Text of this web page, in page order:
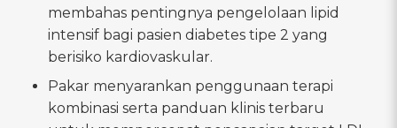
membahas pentingnya pengelolaan lipid
intensif bagi pasien diabetes tipe 2 yang
berisiko kardiovaskular.
Pakar menyarankan penggunaan terapi
kombinasi serta panduan klinis terbaru